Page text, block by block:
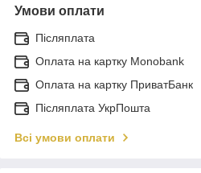
Умови оплати
Післяплата
Оплата на картку Monobank
Оплата на картку ПриватБанк
Післяплата УкрПошта
Всі умови оплати